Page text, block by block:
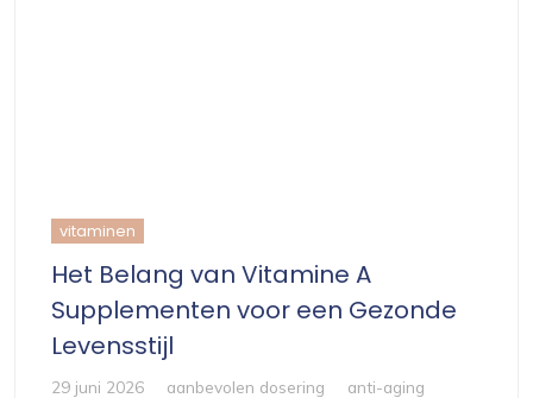
vitaminen
Het Belang van Vitamine A
Supplementen voor een Gezonde
Levensstijl
29 juni 2026 aanbevolen dosering
anti-aging